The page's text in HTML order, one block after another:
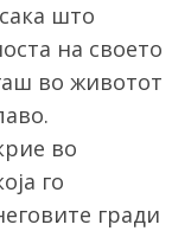
што
на своето
во животот
во
го
гради